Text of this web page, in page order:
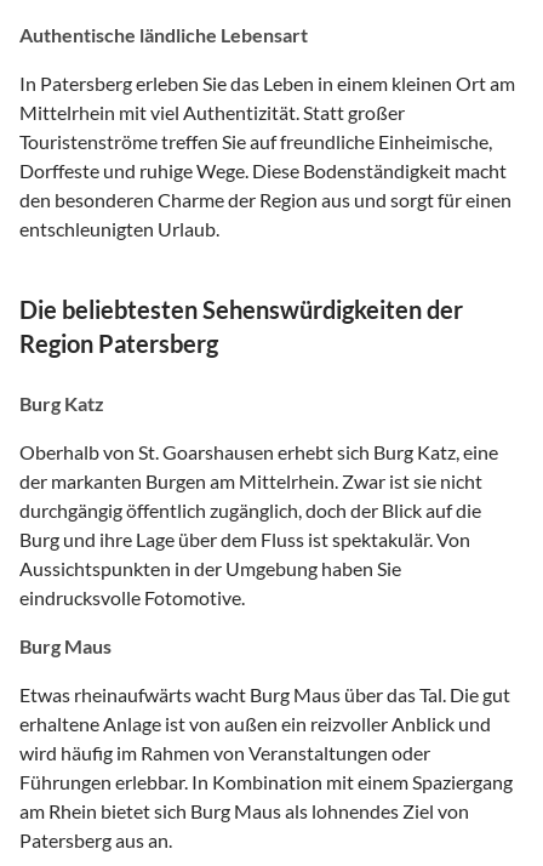
Authentische ländliche Lebensart
In Patersberg erleben Sie das Leben in einem kleinen Ort am
Mittelrhein mit viel Authentizität. Statt großer
Touristenströme treffen Sie auf freundliche Einheimische,
Dorffeste und ruhige Wege. Diese Bodenständigkeit macht
den besonderen Charme der Region aus und sorgt für einen
entschleunigten Urlaub.
Die beliebtesten Sehenswürdigkeiten der
Region Patersberg
Burg Katz
Oberhalb von St. Goarshausen erhebt sich Burg Katz, eine
der markanten Burgen am Mittelrhein. Zwar ist sie nicht
durchgängig öffentlich zugänglich, doch der Blick auf die
Burg und ihre Lage über dem Fluss ist spektakulär. Von
Aussichtspunkten in der Umgebung haben Sie
eindrucksvolle Fotomotive.
Burg Maus
Etwas rheinaufwärts wacht Burg Maus über das Tal. Die gut
erhaltene Anlage ist von außen ein reizvoller Anblick und
wird häufig im Rahmen von Veranstaltungen oder
Führungen erlebbar. In Kombination mit einem Spaziergang
am Rhein bietet sich Burg Maus als lohnendes Ziel von
Patersberg aus an.